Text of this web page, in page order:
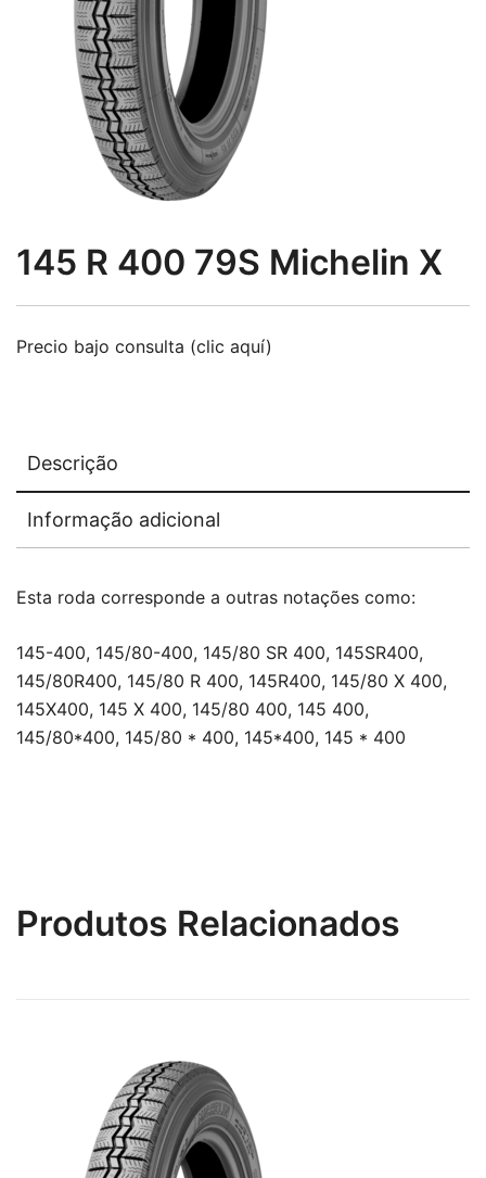
145 R 400 79S Michelin X
Precio bajo consulta (clic aquí)
Descrição
Informação adicional
Esta roda corresponde a outras notações como:
145-400, 145/80-400, 145/80 SR 400, 145SR400,
145/80R400, 145/80 R 400, 145R400, 145/80 X 400,
145X400, 145 X 400, 145/80 400, 145 400,
145/80*400, 145/80 * 400, 145*400, 145 * 400
Produtos Relacionados